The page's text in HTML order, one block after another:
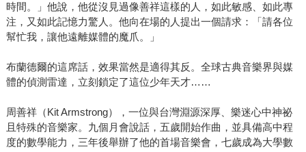
時間。」他說，他從沒見過像善祥這樣的人，如此敏感、如此專
注，又如此記憶力驚人。他向在場的人提出一個請求：「請各位
幫忙我，讓他遠離媒體的魔爪。」
布蘭德爾的這席話，效果當然是適得其反。全球古典音樂界與媒
體的偵測雷達，立刻鎖定了這位少年天才……
周善祥（Kit Armstrong），一位與台灣淵源深厚、樂迷心中神祕
且特殊的音樂家。九個月會說話，五歲開始作曲，並具備高中程
度的數學能力，三年後舉辦了他的首場音樂會，七歲成為大學數